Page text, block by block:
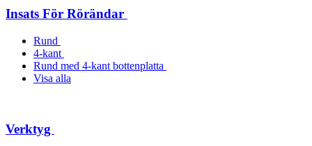
Insats För Rörändar
Rund
4-kant
Rund med 4-kant bottenplatta
Visa alla
Verktyg